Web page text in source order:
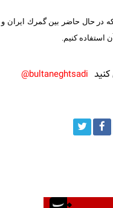
حاضر بين گمرك ايران و
استفاده كنيم.
bultaneghtsadi@